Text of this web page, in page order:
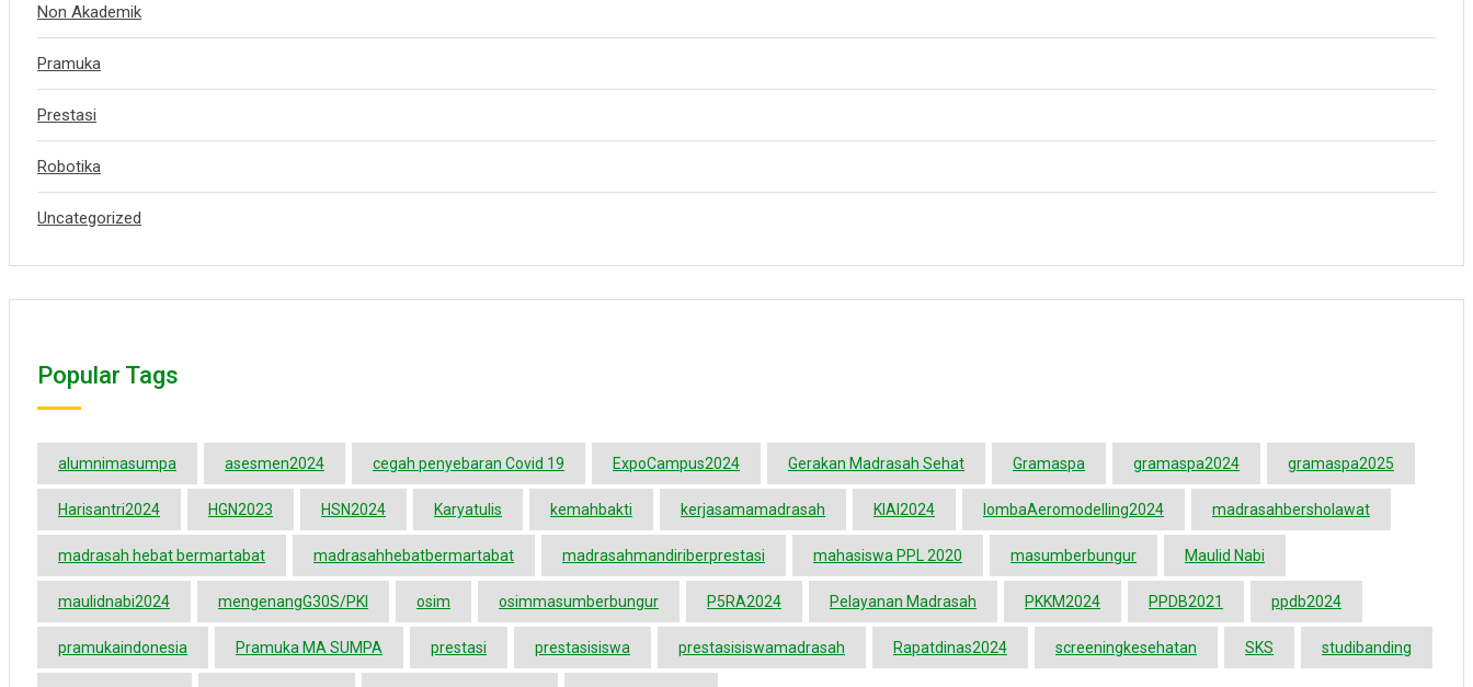
Non Akademik
Pramuka
Prestasi
Robotika
Uncategorized
Popular Tags
alumnimasumpa asesmen2024 cegah penyebaran Covid 19 ExpoCampus2024 Gerakan Madrasah Sehat Gramaspa gramaspa2024 gramaspa2025
Harisantri2024 HGN2023 HSN2024 Karyatulis kemahbakti kerjasamamadrasah KIAI2024 lombaAeromodelling2024 madrasahbersholawat
madrasah hebat bermartabat madrasahhebatbermartabat madrasahmandiriberprestasi mahasiswa PPL 2020 masumberbungur Maulid Nabi
maulidnabi2024 mengenangG30S/PKI osim osimmasumberbungur P5RA2024 Pelayanan Madrasah PKKM2024 PPDB2021 ppdb2024
pramukaindonesia Pramuka MA SUMPA prestasi prestasisiswa prestasisiswamadrasah Rapatdinas2024 screeningkesehatan SKS studibanding